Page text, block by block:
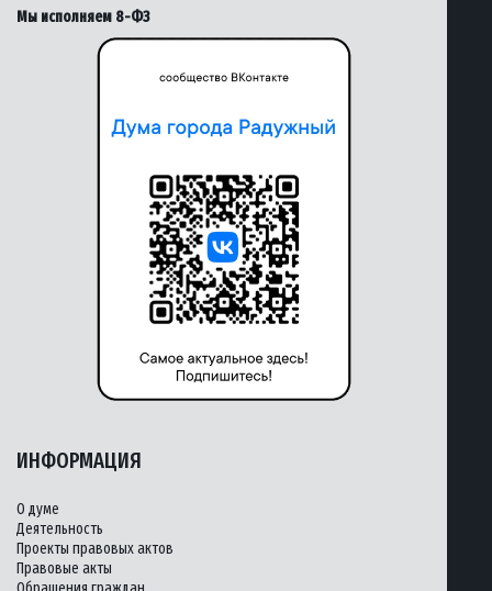
Мы исполняем 8-ФЗ
ИНФОРМАЦИЯ
О думе
Деятельность
Проекты правовых актов
Правовые акты